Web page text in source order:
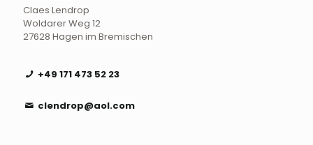
Claes Lendrop
Woldarer Weg 12
27628 Hagen im Bremischen
+49 171 473 52 23
clendrop@aol.com